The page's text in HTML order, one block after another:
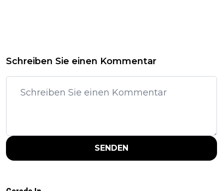
Schreiben Sie einen Kommentar
SENDEN